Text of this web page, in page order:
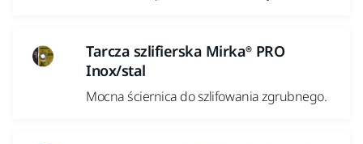
Tarcza szlifierska Mirka® PRO
Inox/stal
Mocna ściernica do szlifowania zgrubnego.